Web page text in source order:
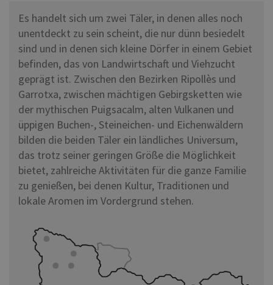
Es handelt sich um zwei Täler, in denen alles noch
unentdeckt zu sein scheint, die nur dünn besiedelt
sind und in denen sich kleine Dörfer in einem Gebiet
befinden, das von Landwirtschaft und Viehzucht
geprägt ist. Zwischen den Bezirken Ripollès und
Garrotxa, zwischen mächtigen Gebirgsketten wie
der mythischen Puigsacalm, alten Vulkanen und
üppigen Buchen-, Steineichen- und Eichenwäldern
bilden die beiden Täler ein ländliches Universum,
das trotz seiner geringen Größe die Möglichkeit
bietet, zahlreiche Aktivitäten für die ganze Familie
zu genießen, bei denen Kultur, Traditionen und
lokale Aromen im Vordergrund stehen.